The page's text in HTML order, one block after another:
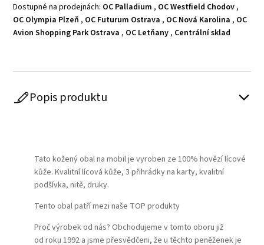
Dostupné na prodejnách: OC Palladium , OC Westfield Chodov ,
OC Olympia Plzeň , OC Futurum Ostrava , OC Nová Karolina , OC
Avion Shopping Park Ostrava , OC Letňany , Centrální sklad
Popis produktu
Play
Tato kožený obal na mobil je vyroben ze 100% hovězí lícové
kůže. Kvalitní lícová kůže, 3 přihrádky na karty, kvalitní
podšívka, nitě, druky.
Tento obal patří mezi naše TOP produkty
Proč výrobek od nás? Obchodujeme v tomto oboru již
od roku 1992 a jsme přesvědčeni, že u těchto peněženek je